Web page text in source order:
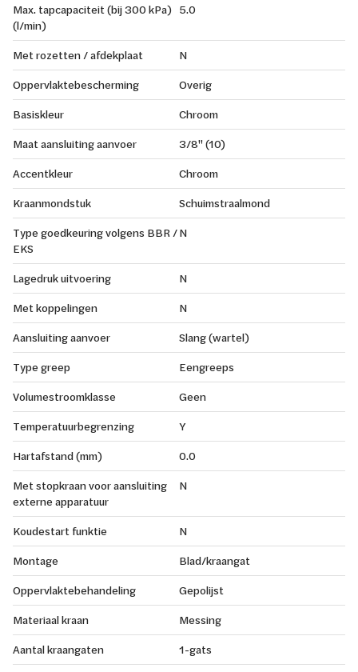
Max. tapcapaciteit (bij 300 kPa)
(l/min)
5.0
Met rozetten / afdekplaat
N
Oppervlaktebescherming
Overig
Basiskleur
Chroom
Maat aansluiting aanvoer
3/8" (10)
Accentkleur
Chroom
Kraanmondstuk
Schuimstraalmond
Type goedkeuring volgens BBR /
EKS
N
Lagedruk uitvoering
N
Met koppelingen
N
Aansluiting aanvoer
Slang (wartel)
Type greep
Eengreeps
Volumestroomklasse
Geen
Temperatuurbegrenzing
Y
Hartafstand (mm)
0.0
Met stopkraan voor aansluiting
externe apparatuur
N
Koudestart funktie
N
Montage
Blad/kraangat
Oppervlaktebehandeling
Gepolijst
Materiaal kraan
Messing
Aantal kraangaten
1-gats